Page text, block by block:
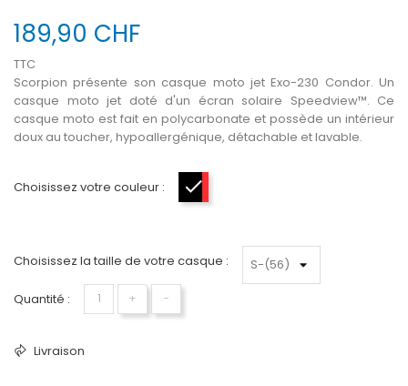
189,90 CHF
TTC
Scorpion présente son casque moto jet Exo-230 Condor. Un
casque moto jet doté d'un écran solaire Speedview™. Ce
casque moto est fait en polycarbonate et possède un intérieur
doux au toucher, hypoallergénique, détachable et lavable.
Choisissez votre couleur :
Choisissez la taille de votre casque :
Quantité : + −
Livraison